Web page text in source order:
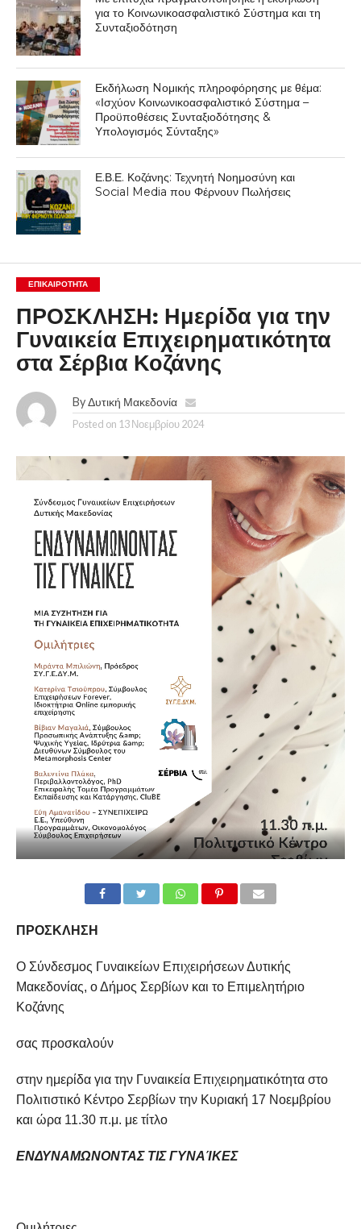
για το Κοινωνικοασφαλιστικό Σύστημα και τη
Συνταξιοδότηση
Εκδήλωση Nομικής πληροφόρησης με θέμα:
«Ισχύον Κοινωνικοασφαλιστικό Σύστημα –
Προϋποθέσεις Συνταξιοδότησης &
Υπολογισμός Σύνταξης»
Ε.Β.Ε. Κοζάνης: Τεχνητή Νοημοσύνη και
Social Media που Φέρνουν Πωλήσεις
ΕΠΙΚΑΙΡΟΤΗΤΑ
ΠΡΟΣΚΛΗΣΗ: Ημερίδα για την
Γυναικεία Επιχειρηματικότητα
στα Σέρβια Κοζάνης
By Δυτική Μακεδονία
Posted on 13 Νοεμβρίου 2024
ΠΡΟΣΚΛΗΣΗ
Ο Σύνδεσμος Γυναικείων Επιχειρήσεων Δυτικής
Μακεδονίας, ο Δήμος Σερβίων και το Επιμελητήριο
Κοζάνης
σας προσκαλούν
στην ημερίδα για την Γυναικεία Επιχειρηματικότητα στο
Πολιτιστικό Κέντρο Σερβίων την Κυριακή 17 Νοεμβρίου
και ώρα 11.30 π.μ. με τίτλο
ΕΝΔΥΝΑΜΩΝΟΝΤΑΣ ΤΙΣ ΓΥΝΑΊΚΕΣ